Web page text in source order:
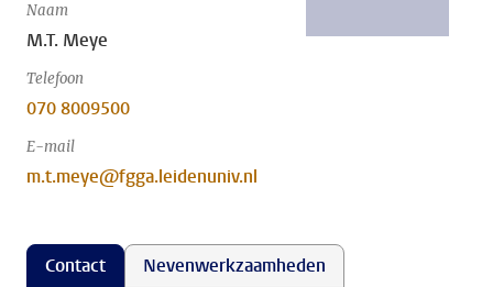
Naam
M.T. Meye
Telefoon
070 8009500
E-mail
m.t.meye@fgga.leidenuniv.nl
Contact Nevenwerkzaamheden